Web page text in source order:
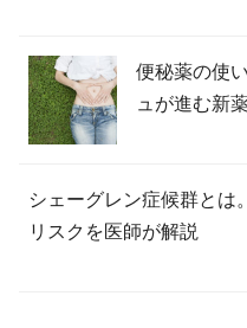
便秘薬の使
ュが進む新
シェーグレン症候群とは
リスクを医師が解説